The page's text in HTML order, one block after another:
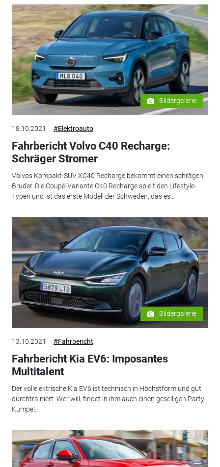
Bildergalerie
18.10.2021 #Elektroauto
Fahrbericht Volvo C40 Recharge:
Schräger Stromer
Volvos Kompakt-SUV XC40 Recharge bekommt einen schrägen
Bruder. Die Coupé-Variante C40 Recharge spielt den Lifestyle-
Typen und ist das erste Modell der Schweden, das es...
Bildergalerie
13.10.2021 #Fahrbericht
Fahrbericht Kia EV6: Imposantes
Multitalent
Der vollelektrische Kia EV6 ist technisch in Höchstform und gut
durchtrainiert. Wer will, findet in ihm auch einen geselligen Party-
Kumpel.